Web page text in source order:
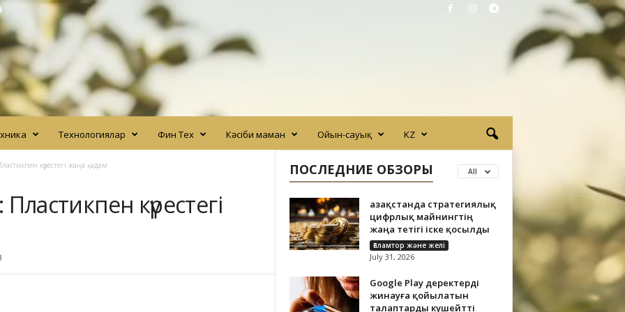
Технологиялар Фин Тех Кәсіби маман Ойын-сауық KZ
күрестегі жаңа қадам
күрестегі
ПОСЛЕДНИЕ ОБЗОРЫ All
Қазақстанда стратегиялық
цифрлық майнингтің
жаңа тетігі іске қосылды
Ғаламтор және желі
July 31, 2026
Google Play деректерді
жинауға қойылатын
талаптарды күшейтті